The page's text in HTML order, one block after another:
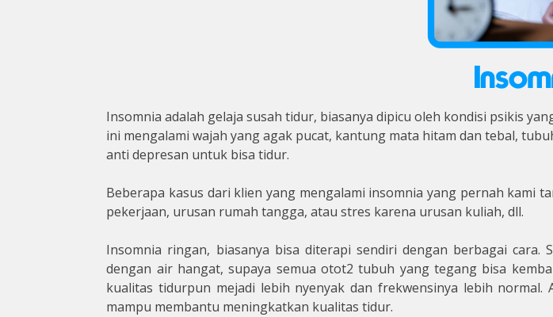
Insomnia adalah gelaja susah tidur, biasanya dipicu oleh kondisi psikis
ini mengalami wajah yang agak pucat, kantung mata hitam dan tebal,
anti depresan untuk bisa tidur.
Beberapa kasus dari klien yang mengalami insomnia yang pernah kami
pekerjaan, urusan rumah tangga, atau stres karena urusan kuliah, dll.
Insomnia ringan, biasanya bisa diterapi sendiri dengan berbagai
dengan air hangat, supaya semua otot2 tubuh yang tegang bisa
kualitas tidurpun mejadi lebih nyenyak dan frekwensinya lebih
mampu membantu meningkatkan kualitas tidur.